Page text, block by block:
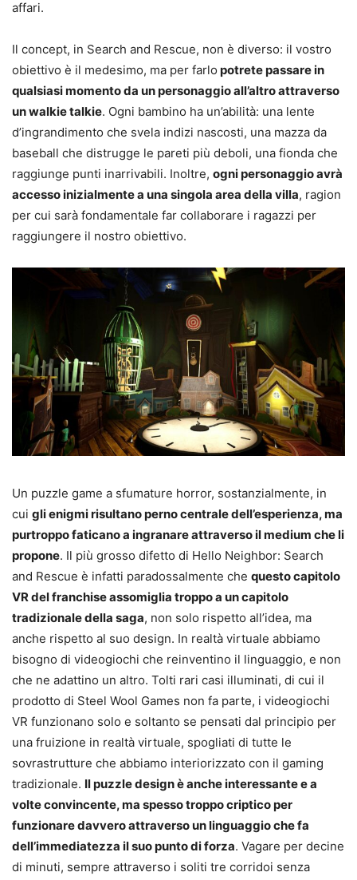
affari.
Il concept, in Search and Rescue, non è diverso: il vostro
obiettivo è il medesimo, ma per farlo potrete passare in
qualsiasi momento da un personaggio all’altro attraverso
un walkie talkie. Ogni bambino ha un’abilità: una lente
d’ingrandimento che svela indizi nascosti, una mazza da
baseball che distrugge le pareti più deboli, una fionda che
raggiunge punti inarrivabili. Inoltre, ogni personaggio avrà
accesso inizialmente a una singola area della villa, ragion
per cui sarà fondamentale far collaborare i ragazzi per
raggiungere il nostro obiettivo.
Un puzzle game a sfumature horror, sostanzialmente, in
cui gli enigmi risultano perno centrale dell’esperienza, ma
purtroppo faticano a ingranare attraverso il medium che li
propone. Il più grosso difetto di Hello Neighbor: Search
and Rescue è infatti paradossalmente che questo capitolo
VR del franchise assomiglia troppo a un capitolo
tradizionale della saga, non solo rispetto all’idea, ma
anche rispetto al suo design. In realtà virtuale abbiamo
bisogno di videogiochi che reinventino il linguaggio, e non
che ne adattino un altro. Tolti rari casi illuminati, di cui il
prodotto di Steel Wool Games non fa parte, i videogiochi
VR funzionano solo e soltanto se pensati dal principio per
una fruizione in realtà virtuale, spogliati di tutte le
sovrastrutture che abbiamo interiorizzato con il gaming
tradizionale. Il puzzle design è anche interessante e a
volte convincente, ma spesso troppo criptico per
funzionare davvero attraverso un linguaggio che fa
dell’immediatezza il suo punto di forza. Vagare per decine
di minuti, sempre attraverso i soliti tre corridoi senza